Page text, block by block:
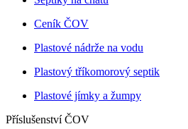
Ceník ČOV
Plastové nádrže na vodu
Plastový tříkomorový septik
Plastové jímky a žumpy
Příslušenství ČOV